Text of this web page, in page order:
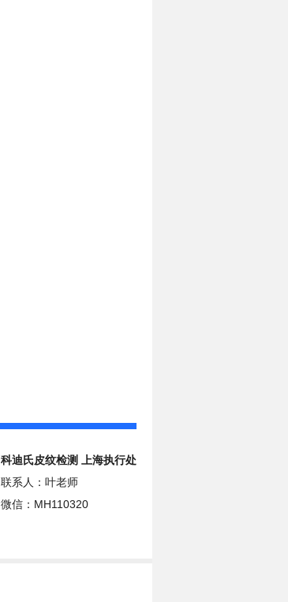
科迪氏皮纹检测 上海执行处
联系人：叶老师
微信：MH110320